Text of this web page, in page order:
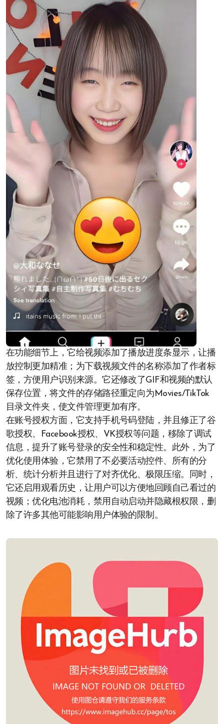
在功能细节上，它给视频添加了播放进度条显示，让播
放控制更加精准；为下载视频文件的名称添加了作者标
签，方便用户识别来源。它还修改了GIF和视频的默认
保存位置，将文件的存储路径重定向为Movies/TikTok
目录文件夹，使文件管理更加有序。
在账号授权方面，它支持手机号码登陆，并且修正了谷
歌授权、Facebook授权、VK授权等问题，移除了调试
信息，提升了账号登录的安全性和稳定性。此外，为了
优化使用体验，它禁用了不必要活动控件、所有的分
析、统计分析并且进行了对齐优化、极限压缩。同时，
它还启用观看历史，让用户可以方便地回顾自己看过的
视频；优化电池消耗，禁用自动启动并隐藏根权限，删
除了许多其他可能影响用户体验的限制。